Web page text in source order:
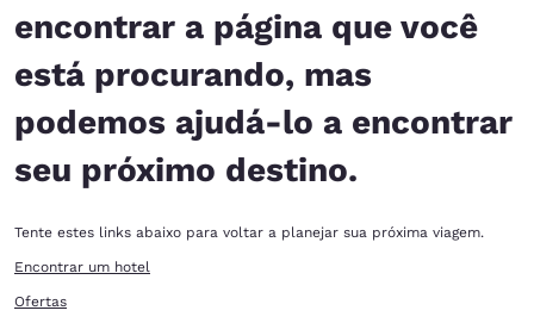
encontrar a página que você
está procurando, mas
podemos ajudá-lo a encontrar
seu próximo destino.
Tente estes links abaixo para voltar a planejar sua próxima viagem.
Encontrar um hotel
Ofertas